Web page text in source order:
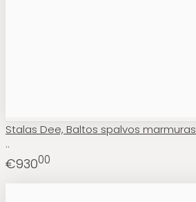
Stalas Dee, Baltos spalvos marmuras
..
€93000